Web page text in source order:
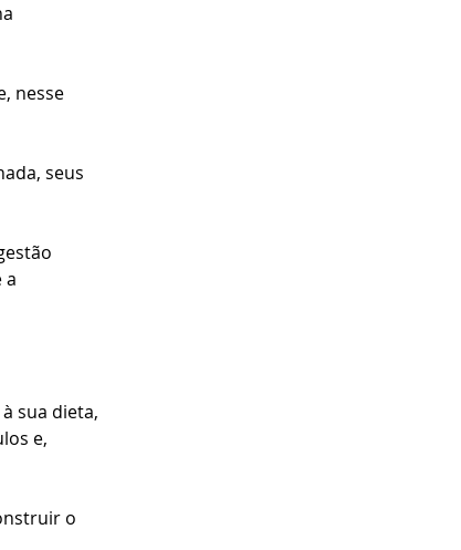
nesse
a
sua dieta,
e,
o